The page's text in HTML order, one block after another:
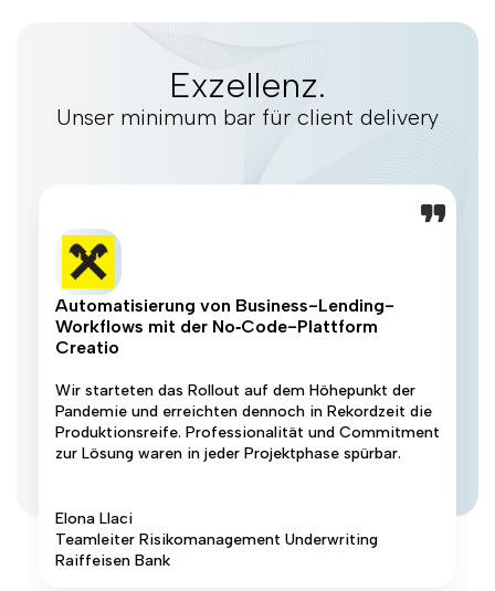
Exzellenz.
Unser minimum bar für client delivery
Automatisierung von Business-Lending-
Workflows mit der No‑Code-Plattform
Creatio
Wir starteten das Rollout auf dem Höhepunkt der
Pandemie und erreichten dennoch in Rekordzeit die
Produktionsreife. Professionalität und Commitment
zur Lösung waren in jeder Projektphase spürbar.
Elona Llaci
Teamleiter Risikomanagement Underwriting
Raiffeisen Bank